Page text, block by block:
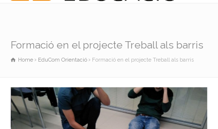
Formació en el projecte Treball als barris
Home EduCom Orientació Formació en el projecte Treball als barris